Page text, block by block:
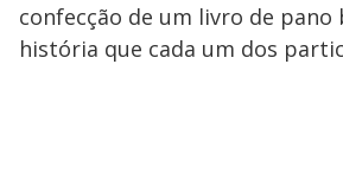
confecção de um livro de pano
história que cada um dos